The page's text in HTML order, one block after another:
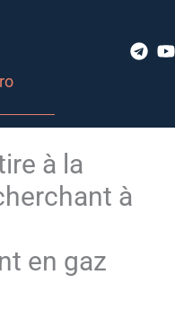
à la
à
en gaz